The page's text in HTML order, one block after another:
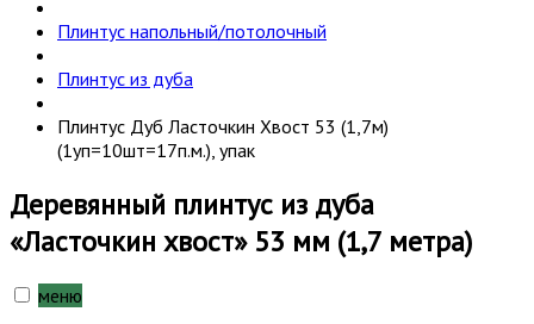
Плинтус напольный/потолочный
Плинтус из дуба
Плинтус Дуб Ласточкин Хвост 53 (1,7м)
(1уп=10шт=17п.м.), упак
Деревянный плинтус из дуба
«Ласточкин хвост» 53 мм (1,7 метра)
меню